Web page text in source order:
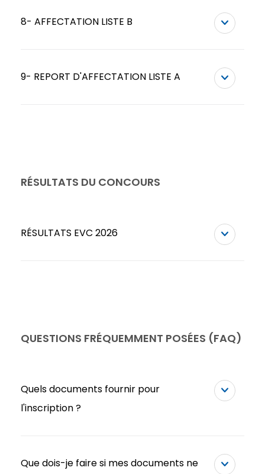
8- AFFECTATION LISTE B
9- REPORT D'AFFECTATION LISTE A
RÉSULTATS DU CONCOURS
RÉSULTATS EVC 2026
QUESTIONS FRÉQUEMMENT POSÉES (FAQ)
Quels documents fournir pour
l'inscription ?
Que dois-je faire si mes documents ne